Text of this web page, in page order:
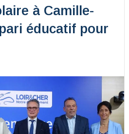
à Camille-
éducatif pour